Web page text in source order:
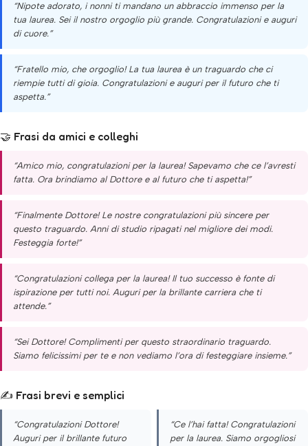
“Nipote adorato, i nonni ti mandano un abbraccio immenso per la
tua laurea. Sei il nostro orgoglio più grande. Congratulazioni e auguri
di cuore.”
“Fratello mio, che orgoglio! La tua laurea è un traguardo che ci
riempie tutti di gioia. Congratulazioni e auguri per il futuro che ti
aspetta.”
🤝 Frasi da amici e colleghi
“Amico mio, congratulazioni per la laurea! Sapevamo che ce l’avresti
fatta. Ora brindiamo al Dottore e al futuro che ti aspetta!”
“Finalmente Dottore! Le nostre congratulazioni più sincere per
questo traguardo. Anni di studio ripagati nel migliore dei modi.
Festeggia forte!”
“Congratulazioni collega per la laurea! Il tuo successo è fonte di
ispirazione per tutti noi. Auguri per la brillante carriera che ti
attende.”
“Sei Dottore! Complimenti per questo straordinario traguardo.
Siamo felicissimi per te e non vediamo l’ora di festeggiare insieme.”
✍️ Frasi brevi e semplici
“Congratulazioni Dottore!
Auguri per il brillante futuro
“Ce l’hai fatta! Congratulazioni
per la laurea. Siamo orgogliosi